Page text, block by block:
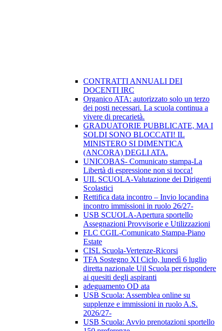
CONTRATTI ANNUALI DEI
DOCENTI IRC
Organico ATA: autorizzato solo un terzo
dei posti necessari. La scuola continua a
vivere di precarietà.
GRADUATORIE PUBBLICATE, MA I
SOLDI SONO BLOCCATI! IL
MINISTERO SI DIMENTICA
(ANCORA) DEGLI ATA.
UNICOBAS- Comunicato stampa-La
Libertà di espressione non si tocca!
UIL SCUOLA-Valutazione dei Dirigenti
Scolastici
Rettifica data incontro – Invio locandina
incontro immissioni in ruolo 26/27-
USB SCUOLA-Apertura sportello
Assegnazioni Provvisorie e Utilizzazioni
FLC CGIL-Comunicato Stampa-Piano
Estate
CISL Scuola-Vertenze-Ricorsi
TFA Sostegno XI Ciclo, lunedì 6 luglio
diretta nazionale Uil Scuola per rispondere
ai quesiti degli aspiranti
adeguamento OD ata
USB Scuola: Assemblea online su
supplenze e immissioni in ruolo A.S.
2026/27-
USB Scuola: Avvio prenotazioni sportello